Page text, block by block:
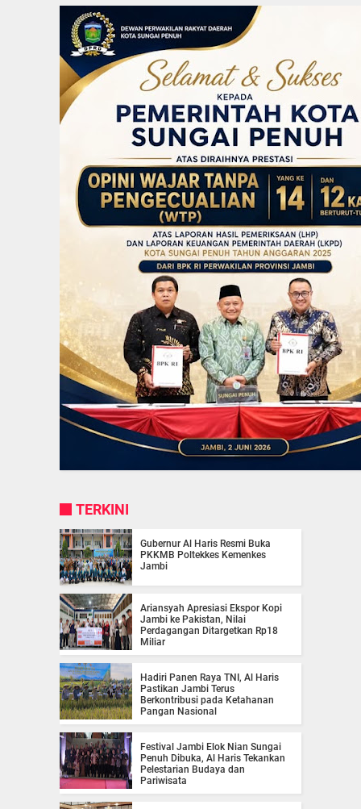
TERKINI
Gubernur Al Haris Resmi Buka
PKKMB Poltekkes Kemenkes
Jambi
Ariansyah Apresiasi Ekspor Kopi
Jambi ke Pakistan, Nilai
Perdagangan Ditargetkan Rp18
Miliar
Hadiri Panen Raya TNI, Al Haris
Pastikan Jambi Terus
Berkontribusi pada Ketahanan
Pangan Nasional
Festival Jambi Elok Nian Sungai
Penuh Dibuka, Al Haris Tekankan
Pelestarian Budaya dan
Pariwisata